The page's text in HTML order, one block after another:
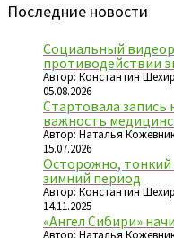
Последние новости
Социальный
противодействии
Автор: Константин
05.08.2026
Стартовала запись
важность
Автор: Наталья
15.07.2026
Осторожно, тонкий
зимний период
Автор: Константин
14.11.2025
«Ангел Сибири»
Автор: Наталья